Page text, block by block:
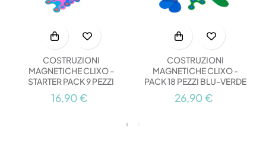
COSTRUZIONI
MAGNETICHE CLIXO -
STARTER PACK 9 PEZZI
16,90 €
COSTRUZIONI
MAGNETICHE CLIXO -
PACK 18 PEZZI BLU-VERDE
26,90 €